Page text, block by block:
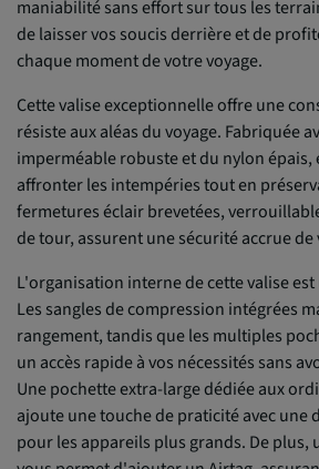
maniabilité sans effort sur tous les
de laisser vos soucis derrière et de
chaque moment de votre voyage.
Cette valise exceptionnelle offre une
résiste aux aléas du voyage. Fabriquée
imperméable robuste et du nylon épais,
affronter les intempéries tout en
fermetures éclair brevetées,
de tour, assurent une sécurité accrue
L'organisation interne de cette valise
Les sangles de compression intégrées
rangement, tandis que les multiples
un accès rapide à vos nécessités sans
Une pochette extra-large dédiée aux
ajoute une touche de praticité avec
pour les appareils plus grands. De plus,